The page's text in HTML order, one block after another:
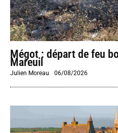
Mégot : départ de feu
Mareuil
Julien Moreau -06/08/2026